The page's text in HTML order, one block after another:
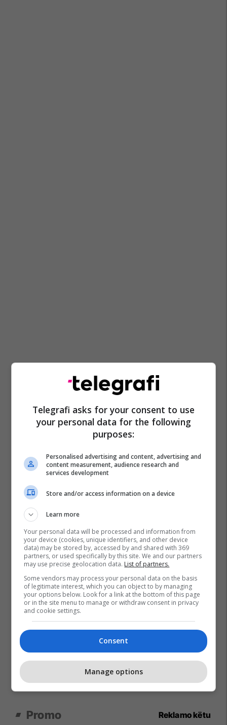
Promo Reklamo këtu
Telegrafi asks for your consent to use
your personal data for the following
purposes:
Personalised advertising and content, advertising and
content measurement, audience research and
services development
Store and/or access information on a device
Learn more
Your personal data will be processed and information from
your device (cookies, unique identifiers, and other device
data) may be stored by, accessed by and shared with 369
partners, or used specifically by this site. We and our partners
may use precise geolocation data. List of partners.
Some vendors may process your personal data on the basis
of legitimate interest, which you can object to by managing
your options below. Look for a link at the bottom of this page
or in the site menu to manage or withdraw consent in privacy
and cookie settings.
Consent
Manage options